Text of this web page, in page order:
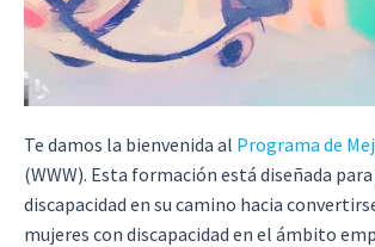
Te damos la bienvenida al Programa de
(WWW). Esta formación está diseñada
discapacidad en su camino hacia
mujeres con discapacidad en el ámbito